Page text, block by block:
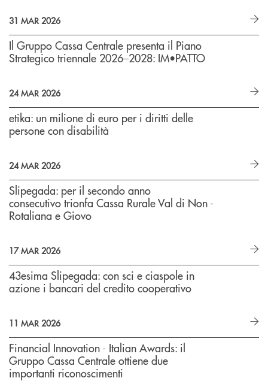
31 MAR 2026
Il Gruppo Cassa Centrale presenta il Piano
Strategico triennale 2026–2028: IM•PATTO
24 MAR 2026
etika: un milione di euro per i diritti delle
persone con disabilità
24 MAR 2026
Slipegada: per il secondo anno
consecutivo trionfa Cassa Rurale Val di Non -
Rotaliana e Giovo
17 MAR 2026
43esima Slipegada: con sci e ciaspole in
azione i bancari del credito cooperativo
11 MAR 2026
Financial Innovation - Italian Awards: il
Gruppo Cassa Centrale ottiene due
importanti riconoscimenti